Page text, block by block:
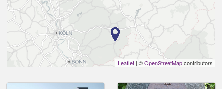
Leaflet | ©OpenStreetMapcontributors